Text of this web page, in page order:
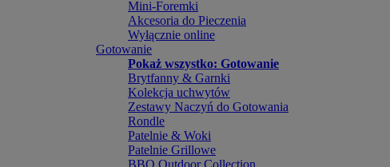
Mini-Foremki
Akcesoria do Pieczenia
Wyłącznie online
Gotowanie
Pokaż wszystko: Gotowanie
Brytfanny & Garnki
Kolekcja uchwytów
Zestawy Naczyń do Gotowania
Rondle
Patelnie & Woki
Patelnie Grillowe
BBQ Outdoor Collection